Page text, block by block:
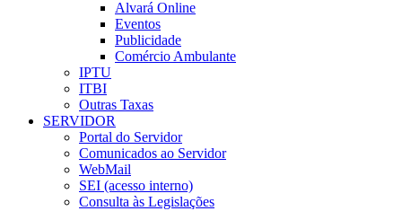
Alvará Online
Eventos
Publicidade
Comércio Ambulante
IPTU
ITBI
Outras Taxas
SERVIDOR
Portal do Servidor
Comunicados ao Servidor
WebMail
SEI (acesso interno)
Consulta às Legislações